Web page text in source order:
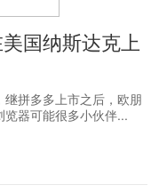
国纳斯达克上
拼多多上市之后，欧朋
器可能很多小伙伴...